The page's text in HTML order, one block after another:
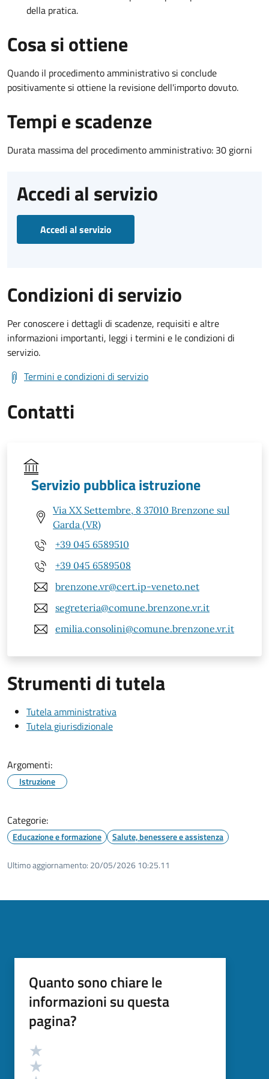
della pratica.
Cosa si ottiene
Quando il procedimento amministrativo si conclude
positivamente si ottiene la revisione dell'importo dovuto.
Tempi e scadenze
Durata massima del procedimento amministrativo: 30 giorni
Accedi al servizio
Accedi al servizio
Condizioni di servizio
Per conoscere i dettagli di scadenze, requisiti e altre
informazioni importanti, leggi i termini e le condizioni di
servizio.
Termini e condizioni di servizio
Contatti
Servizio pubblica istruzione
Via XX Settembre, 8 37010 Brenzone sul
Garda (VR)
+39 045 6589510
+39 045 6589508
brenzone.vr@cert.ip-veneto.net
segreteria@comune.brenzone.vr.it
emilia.consolini@comune.brenzone.vr.it
Strumenti di tutela
Tutela amministrativa
Tutela giurisdizionale
Argomenti:
Istruzione
Categorie:
Educazione e formazione Salute, benessere e assistenza
Ultimo aggiornamento: 20/05/2026 10:25.11
Quanto sono chiare le
informazioni su questa
pagina?
Valutazione